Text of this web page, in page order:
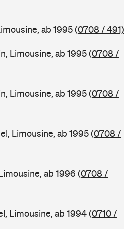
ab 1995(0708 / 491)
Limousine, ab 1995(0708 /
Limousine, ab 1995(0708 /
Limousine, ab 1995(0708 /
ab 1996 (0708 /
Limousine, ab 1994(0710 /